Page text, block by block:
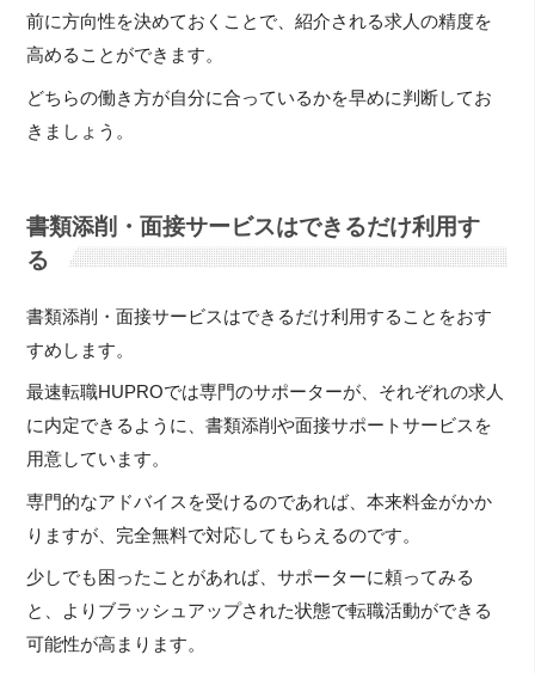
前に方向性を決めておくことで、紹介される求人の精度を
高めることができます。
どちらの働き方が自分に合っているかを早めに判断してお
きましょう。
書類添削・面接サービスはできるだけ利用す
る
書類添削・面接サービスはできるだけ利用することをおす
すめします。
最速転職HUPROでは専門のサポーターが、それぞれの求人
に内定できるように、書類添削や面接サポートサービスを
用意しています。
専門的なアドバイスを受けるのであれば、本来料金がかか
りますが、完全無料で対応してもらえるのです。
少しでも困ったことがあれば、サポーターに頼ってみる
と、よりブラッシュアップされた状態で転職活動ができる
可能性が高まります。